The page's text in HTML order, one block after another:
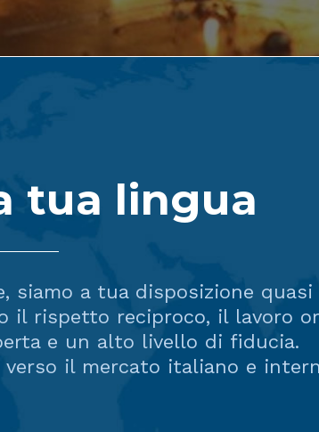
tua lingua
siamo a tua disposizione quasi
il rispetto reciproco, il lavoro
e un alto livello di fiducia.
il mercato italiano e